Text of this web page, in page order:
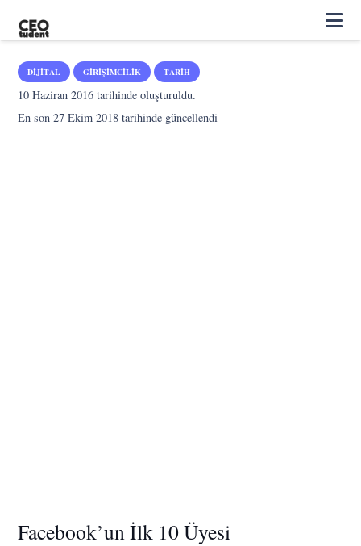
DIJITAL GIRIŞIMCILIK TARIH
10 Haziran 2016 tarihinde oluşturuldu.
En son27 Ekim 2018 tarihinde güncellendi
Facebook’un İlk 10 Üyesi